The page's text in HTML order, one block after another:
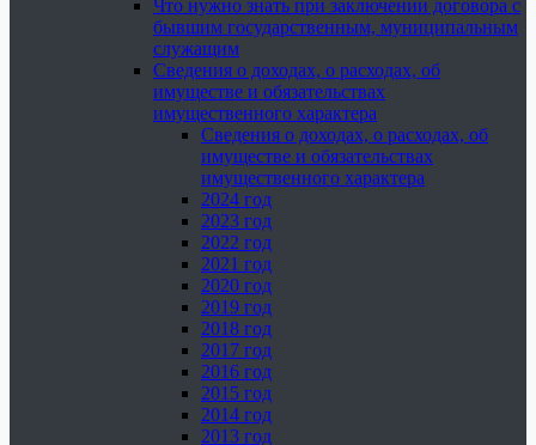
Что нужно знать при заключении договора с
бывшим государственным, муниципальным
служащим
Сведения о доходах, о расходах, об
имуществе и обязательствах
имущественного характера
Сведения о доходах, о расходах, об
имуществе и обязательствах
имущественного характера
2024 год
2023 год
2022 год
2021 год
2020 год
2019 год
2018 год
2017 год
2016 год
2015 год
2014 год
2013 год